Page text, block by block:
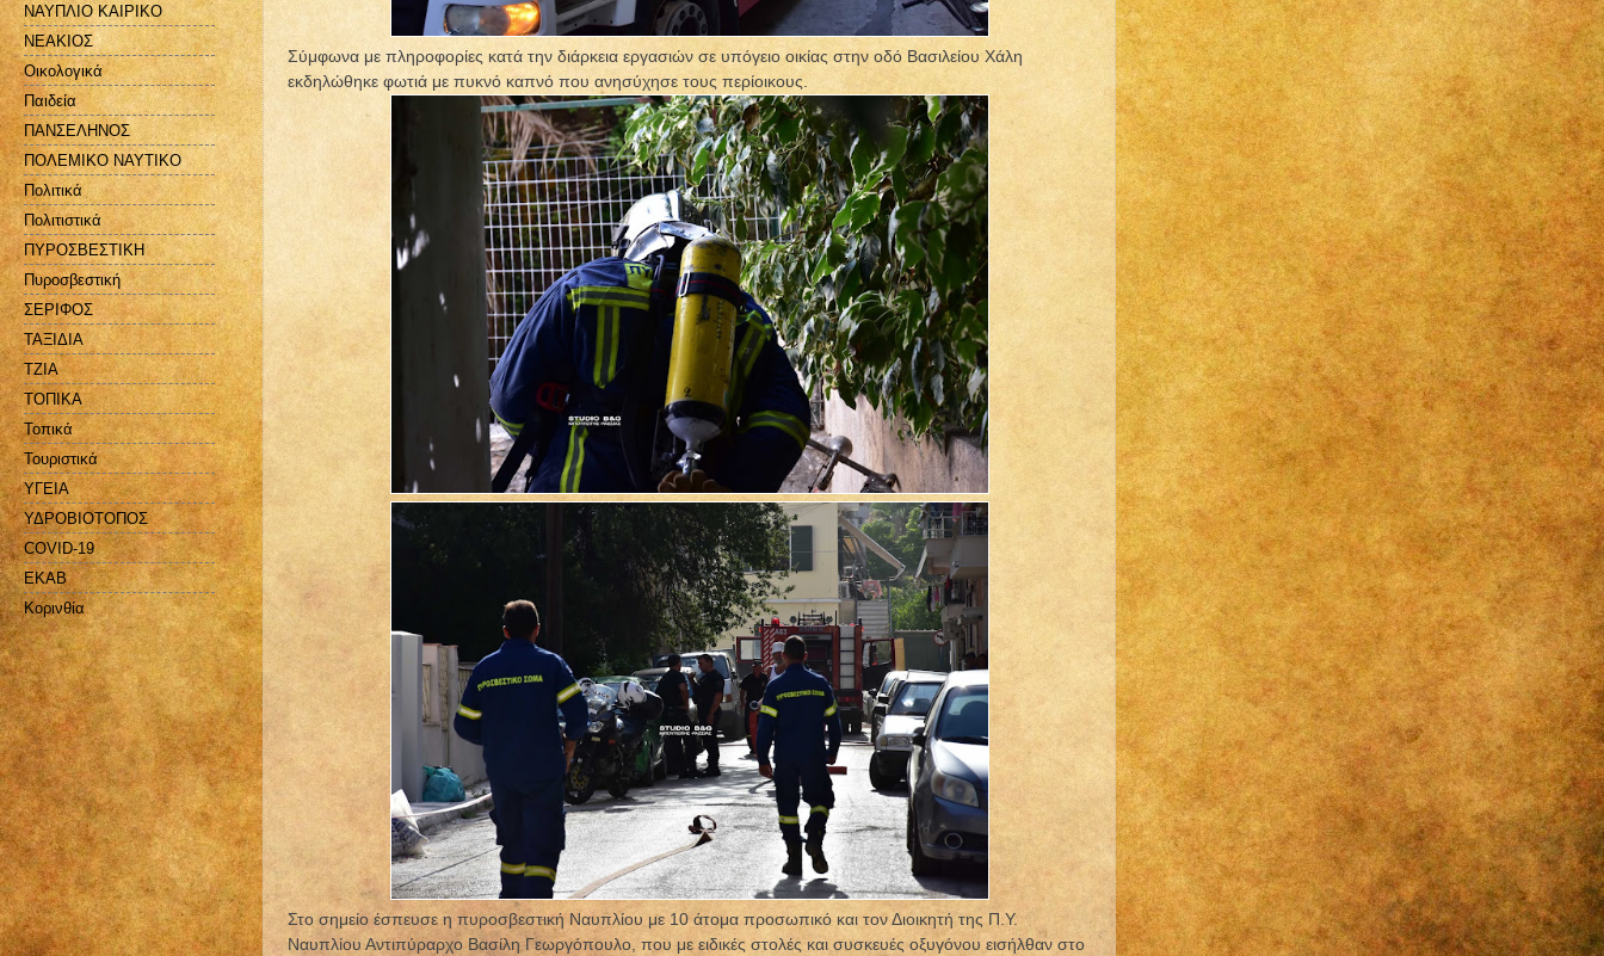
Σύμφωνα με πληροφορίες κατά την διάρκεια εργασιών σε υπόγειο οικίας στην οδό Βασιλείου Χάλη
εκδηλώθηκε φωτιά με πυκνό καπνό που ανησύχησε τους περίοικους.
Στο σημείο έσπευσε η πυροσβεστική Ναυπλίου με 10 άτομα προσωπικό και τον Διοικητή της Π.Υ.
Ναυπλίου Αντιπύραρχο Βασίλη Γεωργόπουλο, που με ειδικές στολές και συσκευές οξυγόνου εισήλθαν στο
ΝΑΥΠΛΙΟ ΚΑΙΡΙΚΟ
ΝΕΑΚΙΟΣ
Οικολογικά
Παιδεία
ΠΑΝΣΕΛΗΝΟΣ
ΠΟΛΕΜΙΚΟ ΝΑΥΤΙΚΟ
Πολιτικά
Πολιτιστικά
ΠΥΡΟΣΒΕΣΤΙΚΗ
Πυροσβεστική
ΣΕΡΙΦΟΣ
ΤΑΞΙΔΙΑ
ΤΖΙΑ
ΤΟΠΙΚΑ
Τοπικά
Τουριστικά
ΥΓΕΙΑ
ΥΔΡΟΒΙΟΤΟΠΟΣ
COVID-19
EKAB
Kορινθία